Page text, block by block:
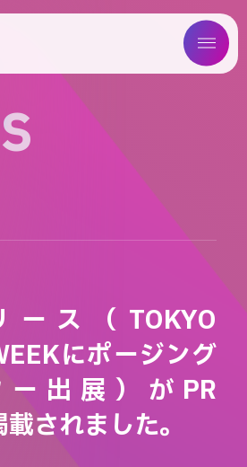
US
SERVICE
NEWS
IR
S
ス（TOKYO
にポージング
出展）がPR
されました。